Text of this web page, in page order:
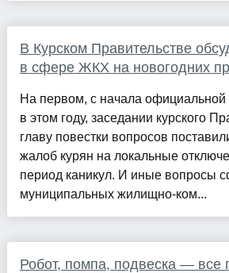
В Курском Правительстве
в сфере ЖКХ на новогодних
На первом, с начала официальной
в этом году, заседании курского
главу повестки вопросов
жалоб курян на локальные
период каникул. И иные вопросы
муниципальных жилищно-ком...
Робот, помпа, подвеска — все